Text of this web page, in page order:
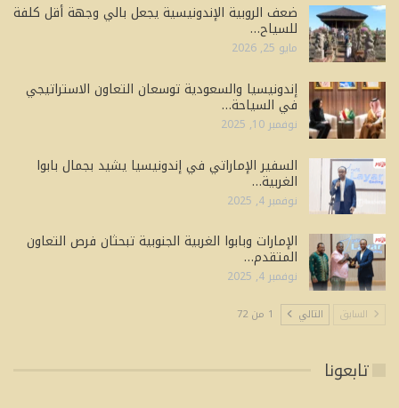
ضعف الروبية الإندونيسية يجعل بالي وجهة أقل كلفة
للسياح…
مايو 25, 2026
إندونيسيا والسعودية توسعان التعاون الاستراتيجي
في السياحة…
نوفمبر 10, 2025
السفير الإماراتي في إندونيسيا يشيد بجمال بابوا
الغربية…
نوفمبر 4, 2025
الإمارات وبابوا الغربية الجنوبية تبحثان فرص التعاون
المتقدم…
نوفمبر 4, 2025
السابق التالي 1 من 72
تابعونا